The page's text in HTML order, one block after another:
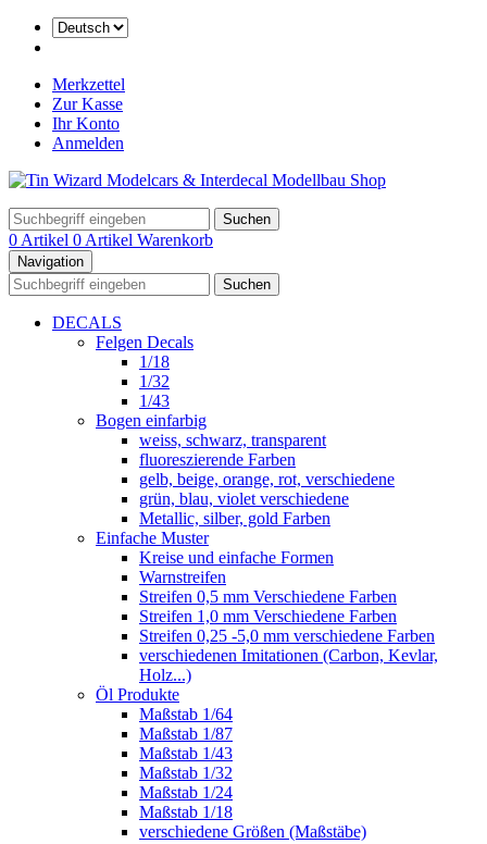
Merkzettel
Zur Kasse
Ihr Konto
Anmelden
Suchen
0 Artikel 0 Artikel Warenkorb
Navigation
Suchen
DECALS
Felgen Decals
1/18
1/32
1/43
Bogen einfarbig
weiss, schwarz, transparent
fluoreszierende Farben
gelb, beige, orange, rot, verschiedene
grün, blau, violet verschiedene
Metallic, silber, gold Farben
Einfache Muster
Kreise und einfache Formen
Warnstreifen
Streifen 0,5 mm Verschiedene Farben
Streifen 1,0 mm Verschiedene Farben
Streifen 0,25 -5,0 mm verschiedene Farben
verschiedenen Imitationen (Carbon, Kevlar,
Holz...)
Öl Produkte
Maßstab 1/64
Maßstab 1/87
Maßstab 1/43
Maßstab 1/32
Maßstab 1/24
Maßstab 1/18
verschiedene Größen (Maßstäbe)